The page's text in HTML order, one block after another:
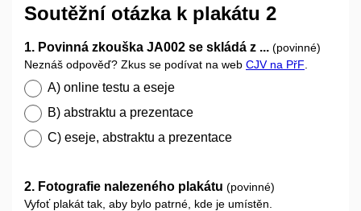
Soutěžní otázka k plakátu 2
1. Povinná zkouška JA002 se skládá z ... (povinné)
Neznáš odpověď? Zkus se podívat na web CJV na PřF
A) online testu a eseje
B) abstraktu a prezentace
C) eseje, abstraktu a prezentace
2. Fotografie nalezeného plakátu (povinné)
Vyfoť plakát tak, aby bylo patrné, kde je umístěn.